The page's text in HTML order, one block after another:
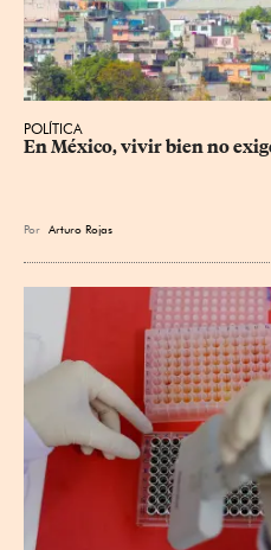
POLÍTICA
En México, vivir bien no
Por Arturo Rojas